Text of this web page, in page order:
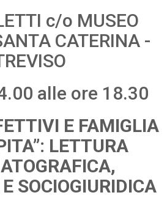
c/o MUSEO
CATERINA -
alle ore 18.30
E FAMIGLIA
LETTURA
SOCIOGIURIDICA